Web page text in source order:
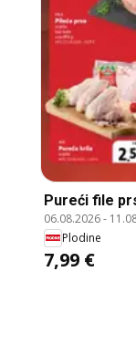
Pureći file
06.08.2026-
Plodine
7,99 €